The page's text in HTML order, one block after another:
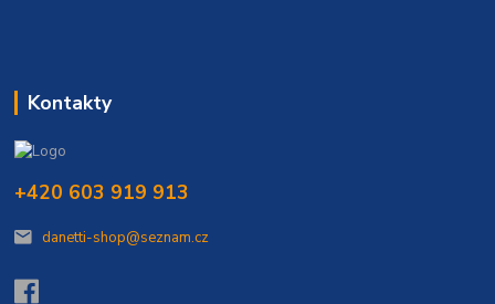
Kontakty
+420 603 919 913
danetti-shop@seznam.cz